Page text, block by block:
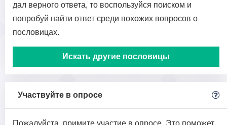
дал верного ответа, то воспользуйся поиском и
попробуй найти ответ среди похожих вопросов о
пословицах.
Искать другие пословицы
Участвуйте в опросе
Пожалуйста, примите участие в опросе. Это поможет